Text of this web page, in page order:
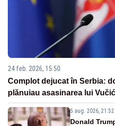
24 feb. 2026, 15:50
Complot dejucat în Serbia:
plănuiau asasinarea lui Vučić
5 aug. 2026, 21:52
Donald